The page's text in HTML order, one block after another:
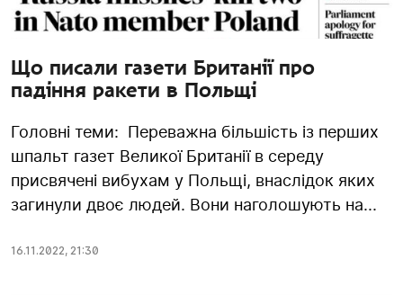
Що писали газети Британії про
падіння ракети в Польщі
Головні теми: Переважна більшість із перших
шпальт газет Великої Британії в середу
присвячені вибухам у Польщі, внаслідок яких
загинули двоє людей. Вони наголошують на...
16.11.2022, 21:30